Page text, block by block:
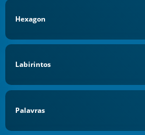
Hexagon
Labirintos
Palavras